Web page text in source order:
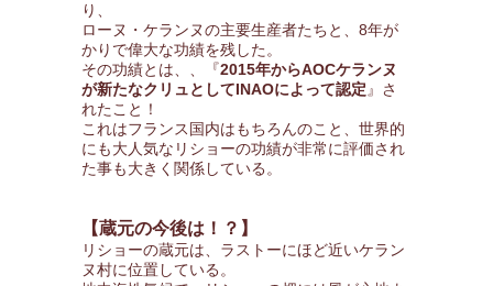
り、
ローヌ・ケランヌの主要生産者たちと、8年が
かりで偉大な功績を残した。
その功績とは、、『2015年からAOCケランヌ
が新たなクリュとしてINAOによって認定 』さ
れたこと！
これはフランス国内はもちろんのこと、世界的
にも大人気なリショーの功績が非常に評価され
た事も大きく関係している。
【蔵元の今後は！？】
リショーの蔵元は、ラストーにほど近いケラン
ヌ村に位置している。